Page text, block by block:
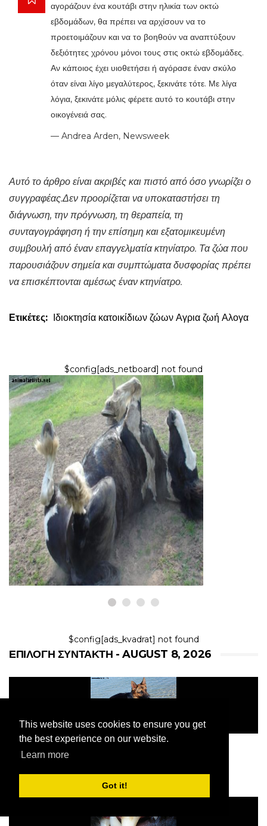
This website uses cookies to ensure you get
the best experience on our website.
Learn more
Got it!
αγοράζουν ένα κουτάβι στην ηλικία των οκτώ
εβδομάδων, θα πρέπει να αρχίσουν να το
προετοιμάζουν και να το βοηθούν να αναπτύξουν
δεξιότητες χρόνου μόνοι τους στις οκτώ εβδομάδες.
Αν κάποιος έχει υιοθετήσει ή αγόρασε έναν σκύλο
όταν είναι λίγο μεγαλύτερος, ξεκινάτε τότε. Με λίγα
λόγια, ξεκινάτε μόλις φέρετε αυτό το κουτάβι στην
οικογένειά σας.
— Andrea Arden, Newsweek
Αυτό το άρθρο είναι ακριβές και πιστό από όσο γνωρίζει ο
συγγραφέας.Δεν προορίζεται να υποκαταστήσει τη
διάγνωση, την πρόγνωση, τη θεραπεία, τη
συνταγογράφηση ή την επίσημη και εξατομικευμένη
συμβουλή από έναν επαγγελματία κτηνίατρο. Τα ζώα που
παρουσιάζουν σημεία και συμπτώματα δυσφορίας πρέπει
να επισκέπτονται αμέσως έναν κτηνίατρο.
Ετικέτες: Ιδιοκτησία κατοικίδιων ζώων Αγρια ζωή Αλογα
$config[ads_netboard] not found
ΑΛΟΓΑ
Πώς να γαμπρός ένα άλογο με ένα
πακέτο περιποίησης
8,2026
$config[ads_kvadrat] not found
ΕΠΙΛΟΓΉ ΣΥΝΤΆΚΤΗ - AUGUST 8, 2026
Γιατί η ουρά του σκύλου μου έχει πέσει;